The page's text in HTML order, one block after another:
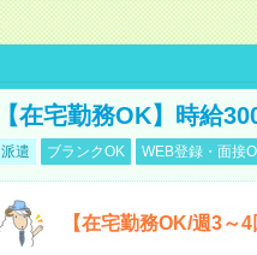
【在宅勤務OK】時給
派遣 ブランクOK WEB登録・面接
【在宅勤務OK/週3～